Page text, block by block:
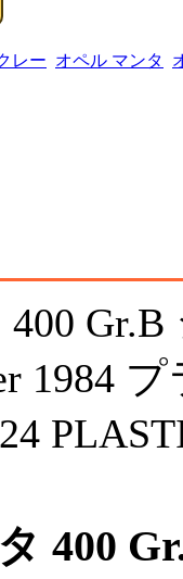
レー オペル マンタ
400